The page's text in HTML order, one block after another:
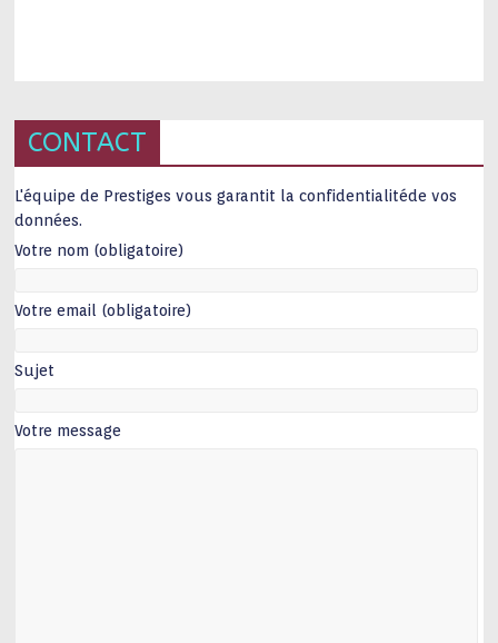
CONTACT
L'équipe de Prestiges vous garantit la confidentialitéde vos
données.
Votre nom (obligatoire)
Votre email (obligatoire)
Sujet
Votre message